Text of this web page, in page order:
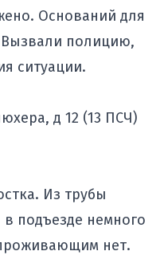
Оснований для
полицию,
ситуации.
д 12 (13 ПСЧ)
Из трубы
подъезде немного
нет.